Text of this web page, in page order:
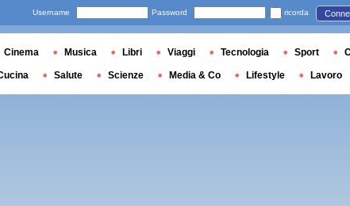
Username Password ricorda
Cinema Musica Libri Viaggi Tecnologia Sport
Salute Scienze Media & Co Lifestyle Lavoro